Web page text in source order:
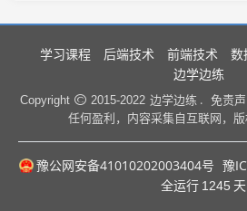
学习课程 后端技术 前端技术 数
边学边练
Copyright 2015-2022 边学边练 .
免责
任何盈利，内容采集自互联网，版
豫公网安备41010202003404号 豫
全运行 1245 天